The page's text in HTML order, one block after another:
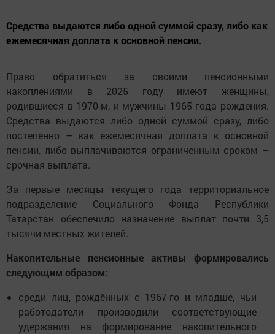
Средства выдаются либо одной суммой сразу, либо как
ежемесячная доплата к основной пенсии.
Право обратиться за своими пенсионными
накоплениями в 2025 году имеют женщины,
родившиеся в 1970-м, и мужчины 1965 года рождения.
Средства выдаются либо одной суммой сразу, либо
постепенно – как ежемесячная доплата к основной
пенсии, либо выплачиваются ограниченным сроком –
срочная выплата.
За первые месяцы текущего года территориальное
подразделение Социального Фонда Республики
Татарстан обеспечило назначение выплат почти 3,5
тысячи местных жителей.
Накопительные пенсионные активы формировались
следующим образом:
среди лиц, рождённых с 1967-го и младше, чьи
работодатели производили соответствующие
удержания на формирование накопительного